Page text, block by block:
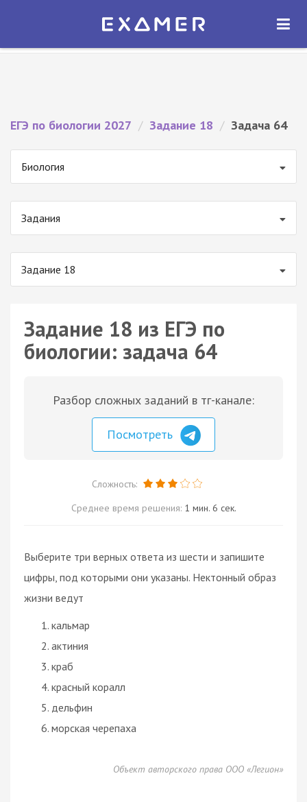
Экзамер — ЕГЭ 2027
ОТКРЫТЬ
ЕГЭ по биологии 2027 / Задание 18 / Задача 64
Биология
Задания
Задание 18
Задание 18 из ЕГЭ по
биологии: задача 64
Разбор сложных заданий в тг-канале:
Посмотреть
Сложность:
Среднее время решения: 1 мин. 6 сек.
Выберите три верных ответа из шести и запишите
цифры, под которыми они указаны. Нектонный образ
жизни ведут
кальмар
актиния
краб
красный коралл
дельфин
морская черепаха
Объект авторского права ООО «Легион»